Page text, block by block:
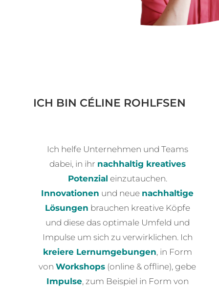
ICH BIN CÉLINE ROHLFSEN
Ich helfe Unternehmen und Teams
dabei, in ihr nachhaltig kreatives
Potenzial einzutauchen.
Innovationen und neue nachhaltige
Lösungen brauchen kreative Köpfe
und diese das optimale Umfeld und
Impulse um sich zu verwirklichen. Ich
kreiere Lernumgebungen, in Form
vonWorkshops (online & offline), gebe
Impulse, zum Beispiel in Form von